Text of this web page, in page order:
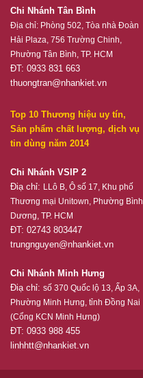
Chi Nhánh Tân Bình
Địa chỉ: Phòng 502, Tòa nhà Đoàn
Hải Plaza, 756 Trường Chinh,
Phường Tân Bình, TP. HCM
ĐT: 0933 831 663
thuongtran@nhankiet.vn
Top 10 Thương hiệu uy tín,
Sản phẩm chất lượng, dịch vụ
tin dùng năm 2014
Chi Nhánh VSIP 2
Điạ chỉ: LLô B, Ô số 17, Khu phố
Thương mại Unitown, Phường Bình
Dương, TP. HCM
ĐT: 02743 803447
trungnguyen@nhankiet.vn
Chi Nhánh Minh Hưng
Điạ chỉ: số 370 Quốc lộ 13, Ấp 3A,
Phường Minh Hưng, tỉnh Đồng Nai
(Cổng KCN Minh Hưng)
ĐT: 0933 988 455
linhhtt@nhankiet.vn